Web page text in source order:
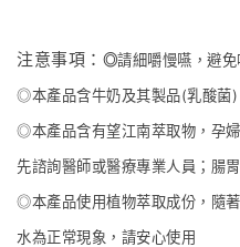
注意事項： ◎請細嚼慢嚥，避免
◎本產品含牛奶及其製品(乳酸菌)
◎本產品含有望江南萃取物，孕
先諮詢醫師或醫療專業人員；腸
◎本產品使用植物萃取成份，隨
水為正常現象，請安心使用